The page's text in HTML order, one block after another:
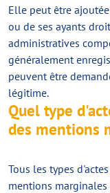
Elle peut être
ou de ses ayants
administratives
généralement
peuvent être
légitime.
Quel type
des mentions
Tous les types
mentions